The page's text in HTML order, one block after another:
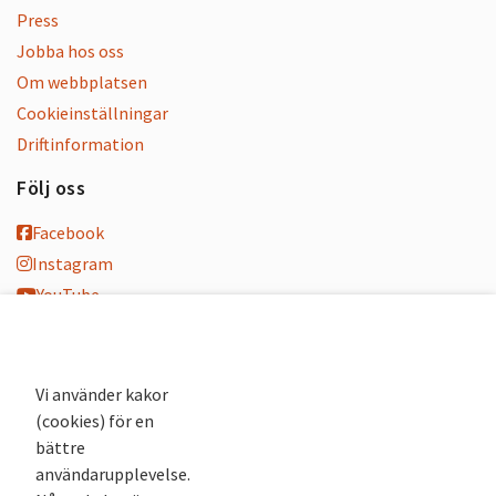
Press
Jobba hos oss
Om webbplatsen
Cookieinställningar
Driftinformation
Följ oss
Facebook
Instagram
YouTube
Nyhetsbrev
Andra webbplatser
Arkivsök
Vi använder kakor
(cookies) för en
bättre
användarupplevelse.